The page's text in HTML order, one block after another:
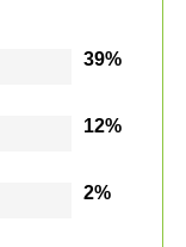
39%
12%
2%